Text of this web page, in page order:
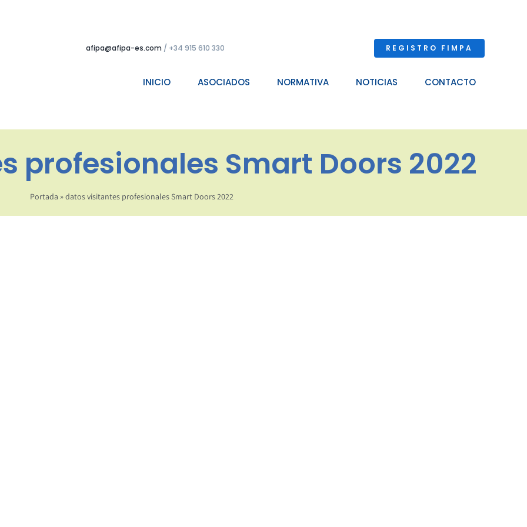
afipa@afipa-es.com / +34 915 610 330 REGISTRO FIMPA
INICIO ASOCIADOS NORMATIVA NOTICIAS CONTACTO
profesionales Smart Doors 2022
Portada »datos visitantes profesionales Smart Doors 2022